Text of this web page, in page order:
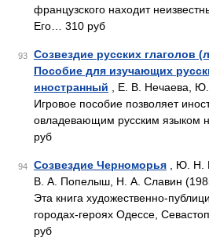
французского находит
Его… 310 руб
93
Созвездие русских глаголов
Пособие для изучающих
иностранный , Е. В. Нечаева,
Игровое пособие позволяет
овладевающим русским языком
руб
94 Созвездие Черноморья , Ю. Н.
В. А. Попелыш, Н. А. Славин
Эта книга художественно-
городах-героях Одессе,
руб